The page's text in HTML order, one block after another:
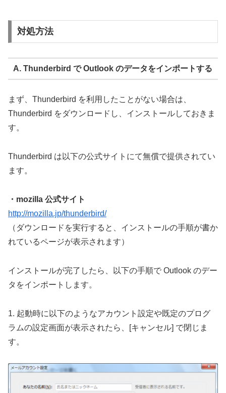
対処方法
A. Thunderbird で Outlook のデータをインポートする
まず、Thunderbird を利用したことがない場合は、
Thunderbird をダウンロードし、インストールしておきま
す。
Thunderbird は以下の公式サイトにて無償で提供されてい
ます。
・mozilla 公式サイト
http://mozilla.jp/thunderbird/
（ダウンロードを実行すると、インストールの手順が書か
れているページが表示されます）
インストールが完了したら、以下の手順で Outlook のデー
タをインポートします。
1. 起動時に以下のようなアカウント設定や既定のプログ
ラムの設定画面が表示されたら、[キャンセル] で閉じま
す。